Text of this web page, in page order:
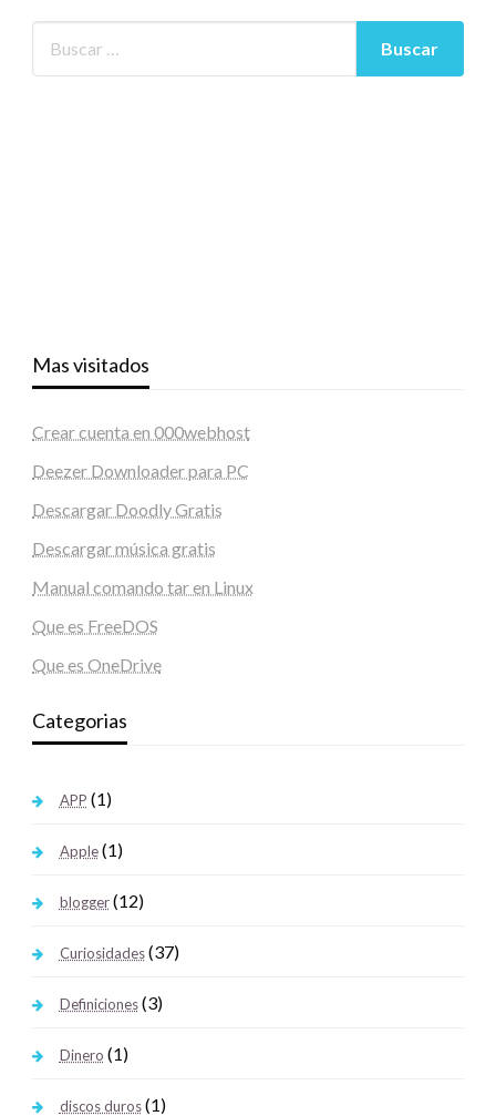
Mas visitados
Crear cuenta en 000webhost
Deezer Downloader para PC
Descargar Doodly Gratis
Descargar música gratis
Manual comando tar en Linux
Que es FreeDOS
Que es OneDrive
Categorias
APP (1)
Apple(1)
blogger(12)
Curiosidades(37)
Definiciones(3)
Dinero (1)
discos duros(1)